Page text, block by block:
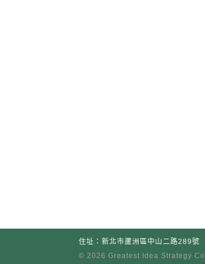
住址：新北市蘆洲區中山二路289號
© 2026 Greatest Idea Strategy Co